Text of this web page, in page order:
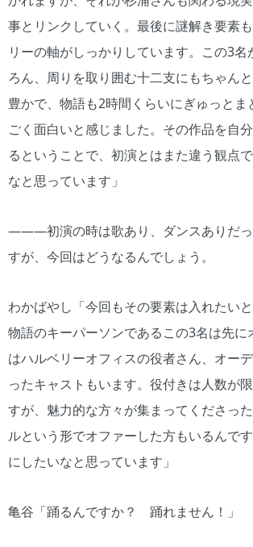
事とリンクしていく。最後に謎解き要素
リーの軸がしっかりしています。この3名
ろん、周りを取り囲む十二支にもちゃん
豊かで、物語も2時間くらいにぎゅっとま
ごく面白いと感じました。その作品を自
るということで、初演とはまた違う観点
なと思っています」
―――初演の時は歌あり、ダンスありだ
すが、今回はどうなるんでしょう。
わかばやし「今回もその要素は入れたいと
物語のキーパーソンであるこの3名は先に
はハルベリーオフィスの役者さん、オー
ったキャストもいます。役付きは人数が
すが、魅力的な方々が集まってくださっ
ルという形でオファーした方もいるんで
にしたいなと思っています」
亀谷「踊るんですか？ 踊れません！」